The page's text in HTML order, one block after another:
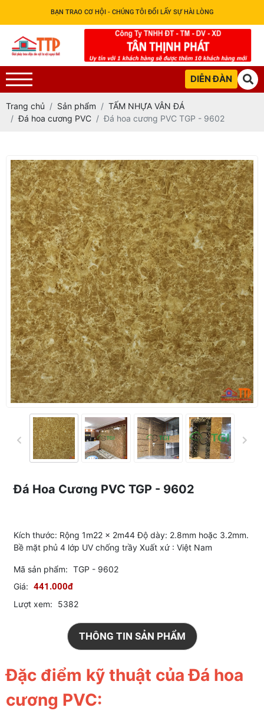
BẠN TRAO CƠ HỘI - CHÚNG TÔI ĐỔI LẤY SỰ HÀI LÒNG
DIỄN ĐÀN
Trang chủ Sản phẩm
TẤM NHỰA VÂN ĐÁ
Đá hoa cương PVC
Đá hoa cương PVC TGP - 9602
Đá Hoa Cương PVC TGP - 9602
Kích thước: Rộng 1m22 x 2m44 Độ dày: 2.8mm hoặc 3.2mm.
Bề mặt phủ 4 lớp UV chống trầy Xuất xứ : Việt Nam
Mã sản phẩm: TGP - 9602
Giá: 441.000đ
Lượt xem: 5382
THÔNG TIN SẢN PHẨM
Đặc điểm kỹ thuật của Đá hoa
cương PVC: